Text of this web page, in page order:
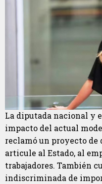
La diputada nacional y
impacto del actual
reclamó un proyecto
articule al Estado, al
trabajadores. También
indiscriminada de